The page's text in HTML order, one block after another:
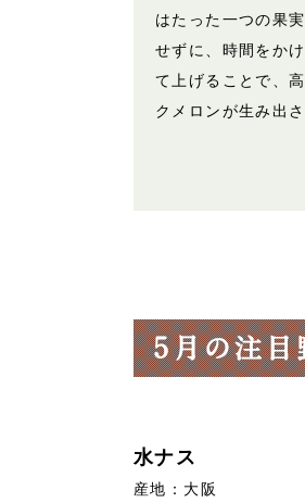
はたった一つの果
せずに、時間をか
て上げることで、
クメロンが生み出
水ナス
産地：大阪